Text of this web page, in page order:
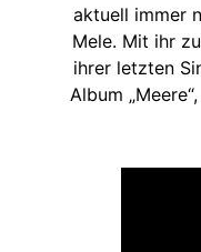
aktuell immer
Mele. Mit ihr
ihrer letzten
Album